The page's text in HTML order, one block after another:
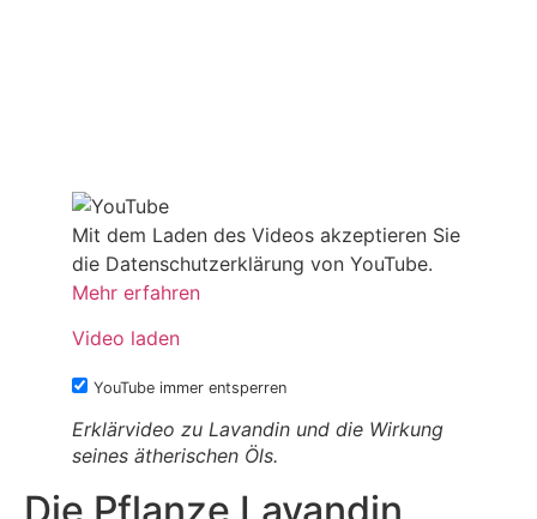
Mit dem Laden des Videos akzeptieren Sie
die Datenschutzerklärung von YouTube.
Mehr erfahren
Video laden
YouTube immer entsperren
Erklärvideo zu Lavandin und die Wirkung
seines ätherischen Öls.